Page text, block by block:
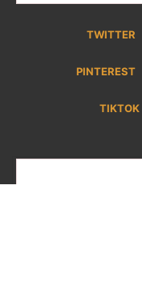
TWITTER
PINTEREST
TIKTOK